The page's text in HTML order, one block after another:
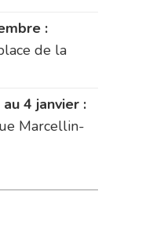
:
de la
4 janvier :
Marcellin-